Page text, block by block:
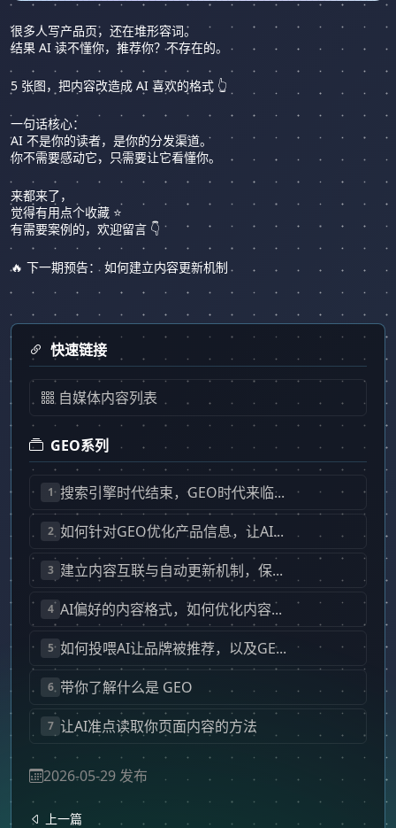
很多人写产品页，还在堆形容词。
结果 AI 读不懂你，推荐你？不存在的。
5 张图，把内容改造成 AI 喜欢的格式 👆
一句话核心：
AI 不是你的读者，是你的分发渠道。
你不需要感动它，只需要让它看懂你。
来都来了，
觉得有用点个收藏 ⭐
有需要案例的，欢迎留言 👇
🔥 下一期预告： 如何建立内容更新机制
快速链接
自媒体内容列表
GEO系列
1 搜索引擎时代结束，GEO时代来临...
2 如何针对GEO优化产品信息，让AI...
3 建立内容互联与自动更新机制，保...
4 AI偏好的内容格式，如何优化内容...
5 如何投喂AI让品牌被推荐，以及GE...
6 带你了解什么是 GEO
7 让AI准点读取你页面内容的方法
2026-05-29 发布
上一篇